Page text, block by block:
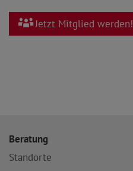
Jetzt Mitglied werden!
Beratung
Standorte